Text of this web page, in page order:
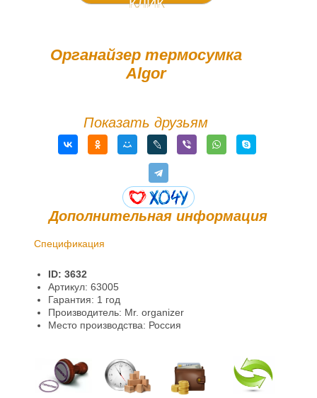
Органайзер термосумка
Algor
КЛИК
Показать друзьям
Дополнительная информация
Спецификация
Гарантии и возврат
ID: 3632
Артикул: 63005
Гарантия: 1 год
Производитель: Mr. organizer
Место производства: Россия